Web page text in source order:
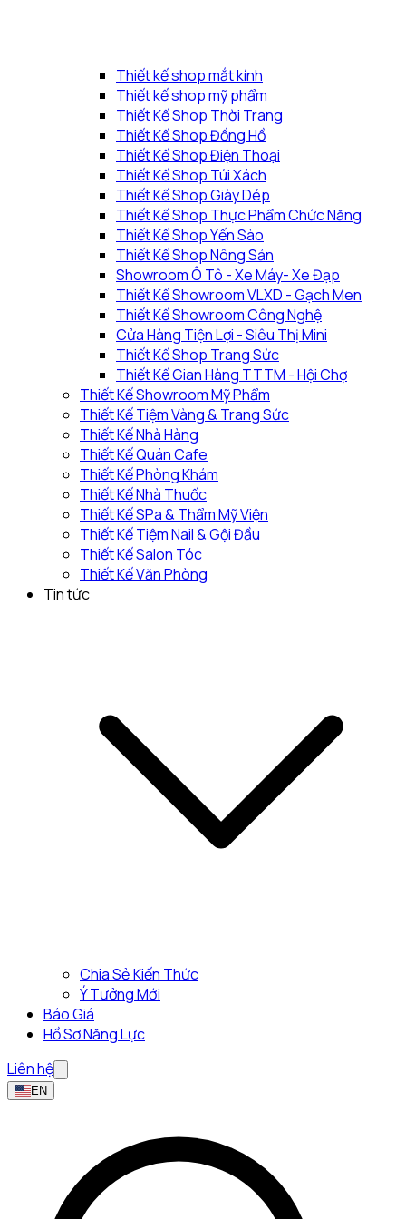
Thiết kế shop mắt kính
Thiết kế shop mỹ phẩm
Thiết Kế Shop Thời Trang
Thiết Kế Shop Đồng Hồ
Thiết Kế Shop Điện Thoại
Thiết Kế Shop Túi Xách
Thiết Kế Shop Giày Dép
Thiết Kế Shop Thực Phẩm Chức Năng
Thiết Kế Shop Yến Sào
Thiết Kế Shop Nông Sản
Showroom Ô Tô - Xe Máy- Xe Đạp
Thiết Kế Showroom VLXD - Gạch Men
Thiết Kế Showroom Công Nghệ
Cửa Hàng Tiện Lợi - Siêu Thị Mini
Thiết Kế Shop Trang Sức
Thiết Kế Gian Hàng TTTM - Hội Chợ
Thiết Kế Showroom Mỹ Phẩm
Thiết Kế Tiệm Vàng & Trang Sức
Thiết Kế Nhà Hàng
Thiết Kế Quán Cafe
Thiết Kế Phòng Khám
Thiết Kế Nhà Thuốc
Thiết Kế SPa & Thẩm Mỹ Viện
Thiết Kế Tiệm Nail & Gội Đầu
Thiết Kế Salon Tóc
Thiết Kế Văn Phòng
Tin tức
Chia Sẻ Kiến Thức
Ý Tưởng Mới
Báo Giá
Hồ Sơ Năng Lực
Liên hệ
EN